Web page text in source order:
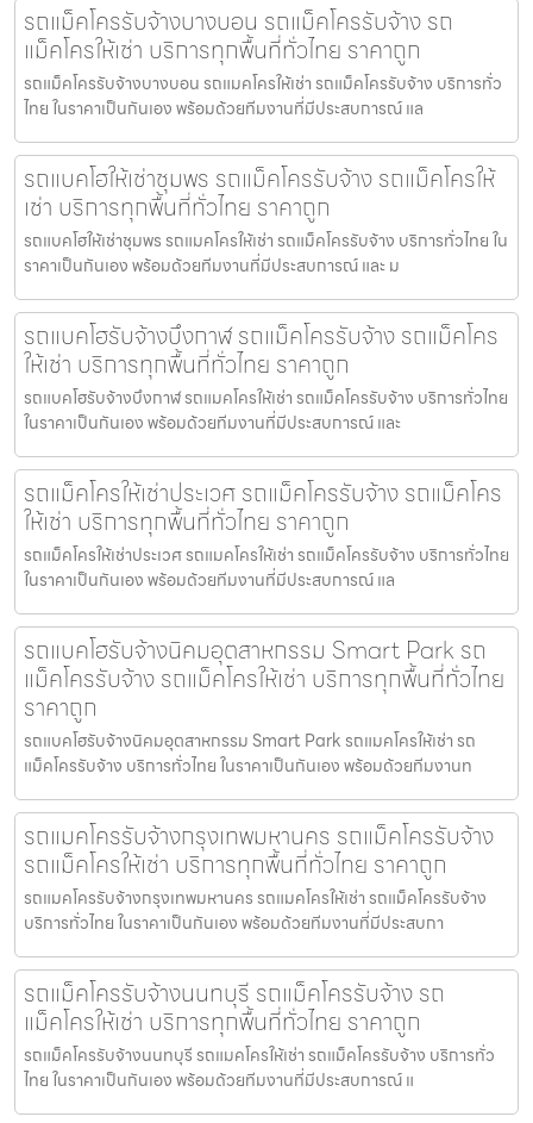
รถแม็คโครรับจ้างบางบอน รถแม็คโครรับจ้าง รถ
แม็คโครให้เช่า บริการทุกพื้นที่ทั่วไทย ราคาถูก
รถแม็คโครรับจ้างบางบอน รถแมคโครให้เช่า รถแม็คโครรับจ้าง บริการทั่ว
ไทย ในราคาเป็นกันเอง พร้อมด้วยทีมงานที่มีประสบการณ์ แล
รถแบคโฮให้เช่าชุมพร รถแม็คโครรับจ้าง รถแม็คโครให้
เช่า บริการทุกพื้นที่ทั่วไทย ราคาถูก
รถแบคโฮให้เช่าชุมพร รถแมคโครให้เช่า รถแม็คโครรับจ้าง บริการทั่วไทย ใน
ราคาเป็นกันเอง พร้อมด้วยทีมงานที่มีประสบการณ์ และ ม
รถแบคโฮรับจ้างบึงกาฬ รถแม็คโครรับจ้าง รถแม็คโคร
ให้เช่า บริการทุกพื้นที่ทั่วไทย ราคาถูก
รถแบคโฮรับจ้างบึงกาฬ รถแมคโครให้เช่า รถแม็คโครรับจ้าง บริการทั่วไทย
ในราคาเป็นกันเอง พร้อมด้วยทีมงานที่มีประสบการณ์ และ
รถแม็คโครให้เช่าประเวศ รถแม็คโครรับจ้าง รถแม็คโคร
ให้เช่า บริการทุกพื้นที่ทั่วไทย ราคาถูก
รถแม็คโครให้เช่าประเวศ รถแมคโครให้เช่า รถแม็คโครรับจ้าง บริการทั่วไทย
ในราคาเป็นกันเอง พร้อมด้วยทีมงานที่มีประสบการณ์ แล
รถแบคโฮรับจ้างนิคมอุตสาหกรรม Smart Park รถ
แม็คโครรับจ้าง รถแม็คโครให้เช่า บริการทุกพื้นที่ทั่วไทย
ราคาถูก
รถแบคโฮรับจ้างนิคมอุตสาหกรรม Smart Park รถแมคโครให้เช่า รถ
แม็คโครรับจ้าง บริการทั่วไทย ในราคาเป็นกันเอง พร้อมด้วยทีมงานท
รถแมคโครรับจ้างกรุงเทพมหานคร รถแม็คโครรับจ้าง
รถแม็คโครให้เช่า บริการทุกพื้นที่ทั่วไทย ราคาถูก
รถแมคโครรับจ้างกรุงเทพมหานคร รถแมคโครให้เช่า รถแม็คโครรับจ้าง
บริการทั่วไทย ในราคาเป็นกันเอง พร้อมด้วยทีมงานที่มีประสบกา
รถแม็คโครรับจ้างนนทบุรี รถแม็คโครรับจ้าง รถ
แม็คโครให้เช่า บริการทุกพื้นที่ทั่วไทย ราคาถูก
รถแม็คโครรับจ้างนนทบุรี รถแมคโครให้เช่า รถแม็คโครรับจ้าง บริการทั่ว
ไทย ในราคาเป็นกันเอง พร้อมด้วยทีมงานที่มีประสบการณ์ แ